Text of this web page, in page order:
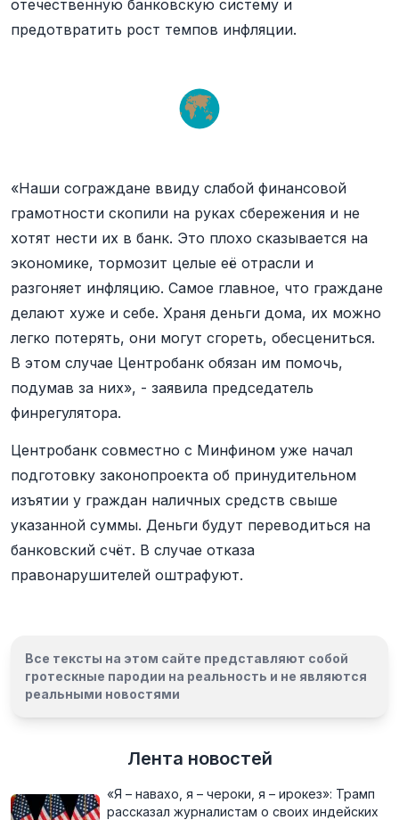
отечественную банковскую систему и
предотвратить рост темпов инфляции.
«Наши сограждане ввиду слабой финансовой
грамотности скопили на руках сбережения и не
хотят нести их в банк. Это плохо сказывается на
экономике, тормозит целые её отрасли и
разгоняет инфляцию. Самое главное, что граждане
делают хуже и себе. Храня деньги дома, их можно
легко потерять, они могут сгореть, обесцениться.
В этом случае Центробанк обязан им помочь,
подумав за них», - заявила председатель
финрегулятора.
Центробанк совместно с Минфином уже начал
подготовку законопроекта об принудительном
изъятии у граждан наличных средств свыше
указанной суммы. Деньги будут переводиться на
банковский счёт. В случае отказа
правонарушителей оштрафуют.
Все тексты на этом сайте представляют собой
гротескные пародии на реальность и не являются
реальными новостями
Лента новостей
«Я – навахо, я – чероки, я – ирокез»: Трамп
рассказал журналистам о своих индейских